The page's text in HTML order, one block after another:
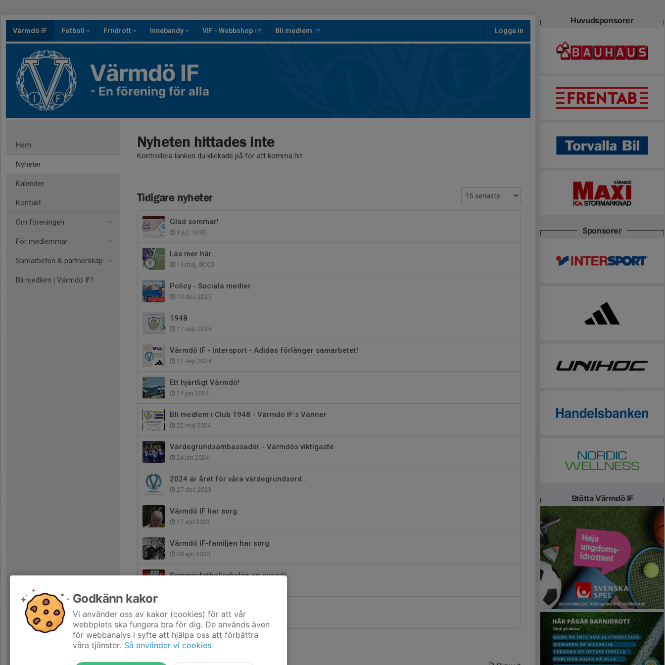
Värmdö IF Fotboll Friidrott Innebandy VIF - Webbshop Bli medlem Logga in
Värmdö IF
- En förening för alla
Hem
Nyheter
Kalender
Kontakt
Om föreningen
För medlemmar
Samarbeten & partnerskap
Bli medlem i Värmdö IF!
Nyheten hittades inte
Kontrollera länken du klickade på för att komma hit.
Tidigare nyheter
Glad sommar!
3 jul, 16:30
Läs mer här..
11 maj, 00:00
Policy - Sociala medier
10 dec 2025
1948
17 sep 2025
Värmdö IF - Intersport - Adidas förlänger samarbetet!
12 sep 2024
Ett hjärtligt Värmdö!
24 jun 2024
Bli medlem i Club 1948 - Värmdö IF:s Vänner
22 maj 2024
Värdegrundsambassadör - Värmdös viktigaste
24 jan 2024
2024 är året för våra värdegrundsord..
27 dec 2023
Värmdö IF har sorg
17 apr 2023
Värmdö IF-familjen har sorg
28 apr 2020
Sommarfotbollsskolan en succé!
12 jun 2015
Huvudsponsorer
Sponsorer
Stötta Värmdö IF
Godkänn kakor
Vi använder oss av kakor (cookies) för att vår
webbplats ska fungera bra för dig. De används även
för webbanalys i syfte att hjälpa oss att förbättra
våra tjänster. Så använder vi cookies